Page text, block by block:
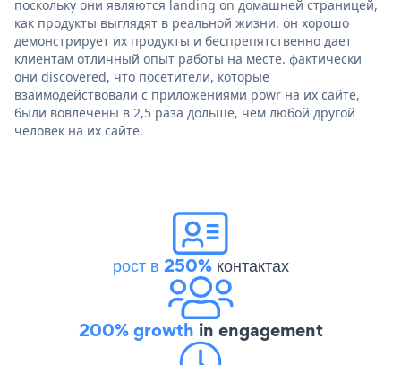
поскольку они являются landing on домашней страницей,
как продукты выглядят в реальной жизни. он хорошо
демонстрирует их продукты и беспрепятственно дает
клиентам отличный опыт работы на месте. фактически
они discovered, что посетители, которые
взаимодействовали с приложениями powr на их сайте,
были вовлечены в 2,5 раза дольше, чем любой другой
человек на их сайте.
рост в 250%контактах
200% growth in engagement